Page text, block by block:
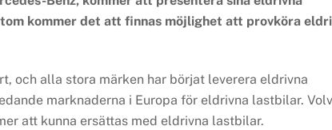
kommer det att finnas möjlighet att provköra
och alla stora märken har börjat leverera eldrivna
marknaderna i Europa för eldrivna lastbilar.
att kunna ersättas med eldrivna lastbilar.